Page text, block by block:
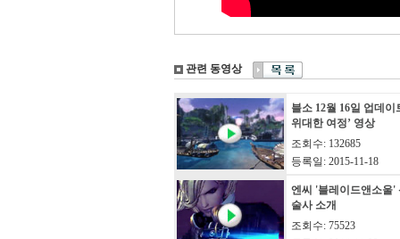
관련 동영상
블소 12월 16일 업데이
위대한 여정’ 영상
조회수: 132685
등록일: 2015-11-18
엔씨 '블레이드앤소울'
술사 소개
조회수: 75523